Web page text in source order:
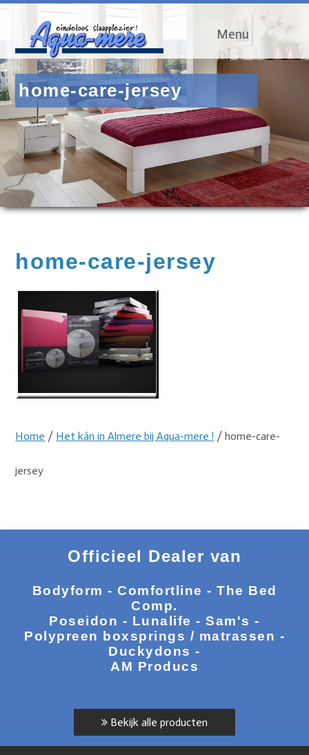
Menu
home-care-jersey
home-care-jersey
Home / Het kán in Almere bij Aqua-mere ! / home-care-
jersey
Officieel Dealer van
Bodyform - Comfortline - The Bed
Comp.
Poseidon - Lunalife - Sam's -
Polypreen boxsprings / matrassen -
Duckydons -
AM Producs
Bekijk alle producten